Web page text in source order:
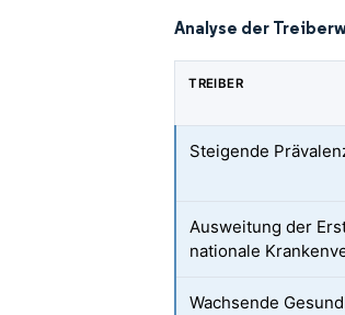
Analyse der
TREIBER
Steigende
Ausweitung der
nationale
Wachsende